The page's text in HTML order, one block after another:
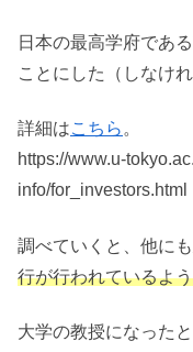
日本の最高学府であ
ことにした（しなけ
詳細はこちら。
https://www.u-
info/for_investors.html
調べていくと、他にも
行が行われているよ
大学の教授になった